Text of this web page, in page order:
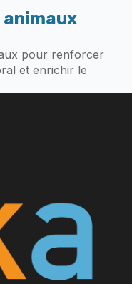
animaux
pour renforcer
et enrichir le